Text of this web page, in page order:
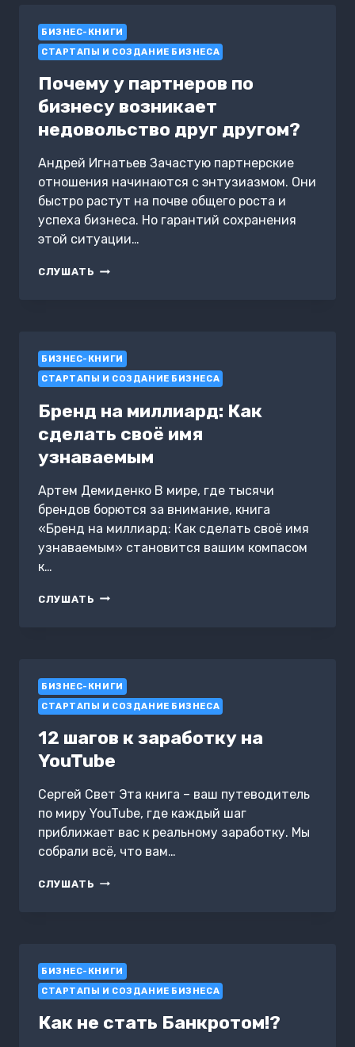
РУКОВОДСТВО
ДЛЯ
ЛЮБОГО
БИЗНЕСА
БИЗНЕС-КНИГИ
СТАРТАПЫ И СОЗДАНИЕ БИЗНЕСА
Почему у партнеров по
бизнесу возникает
недовольство друг другом?
Андрей Игнатьев Зачастую партнерские
отношения начинаются с энтузиазмом. Они
быстро растут на почве общего роста и
успеха бизнеса. Но гарантий сохранения
этой ситуации…
СЛУШАТЬ ПОЧЕМУ
НЕДОВОЛЬСТВО
ДРУГ
ДРУГОМ?
БИЗНЕС-КНИГИ
СТАРТАПЫ И СОЗДАНИЕ БИЗНЕСА
Бренд на миллиард: Как
сделать своё имя
узнаваемым
Артем Демиденко В мире, где тысячи
брендов борются за внимание, книга
«Бренд на миллиард: Как сделать своё имя
узнаваемым» становится вашим компасом
к…
СЛУШАТЬ БРЕНД
ИМЯ
УЗНАВАЕМЫМ
БИЗНЕС-КНИГИ
СТАРТАПЫ И СОЗДАНИЕ БИЗНЕСА
12 шагов к заработку на
YouTube
Сергей Свет Эта книга – ваш путеводитель
по миру YouTube, где каждый шаг
приближает вас к реальному заработку. Мы
собрали всё, что вам…
СЛУШАТЬ 12
БИЗНЕС-КНИГИ
СТАРТАПЫ И СОЗДАНИЕ БИЗНЕСА
Как не стать Банкротом!?